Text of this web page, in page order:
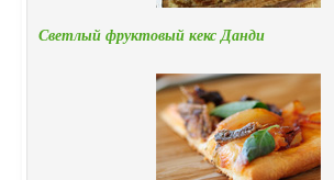
Светлый фруктовый кекс Данди